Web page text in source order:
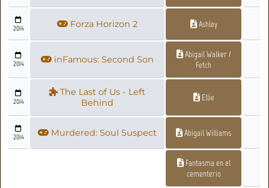
2014 Forza Horizon 2 Ashley
2014 inFamous: Second Son
Abigail Walker /
Fetch
2014
The Last of Us - Left
Behind
Ellie
2014 Murdered: Soul Suspect Abigail Williams
Fantasma en el
cementerio